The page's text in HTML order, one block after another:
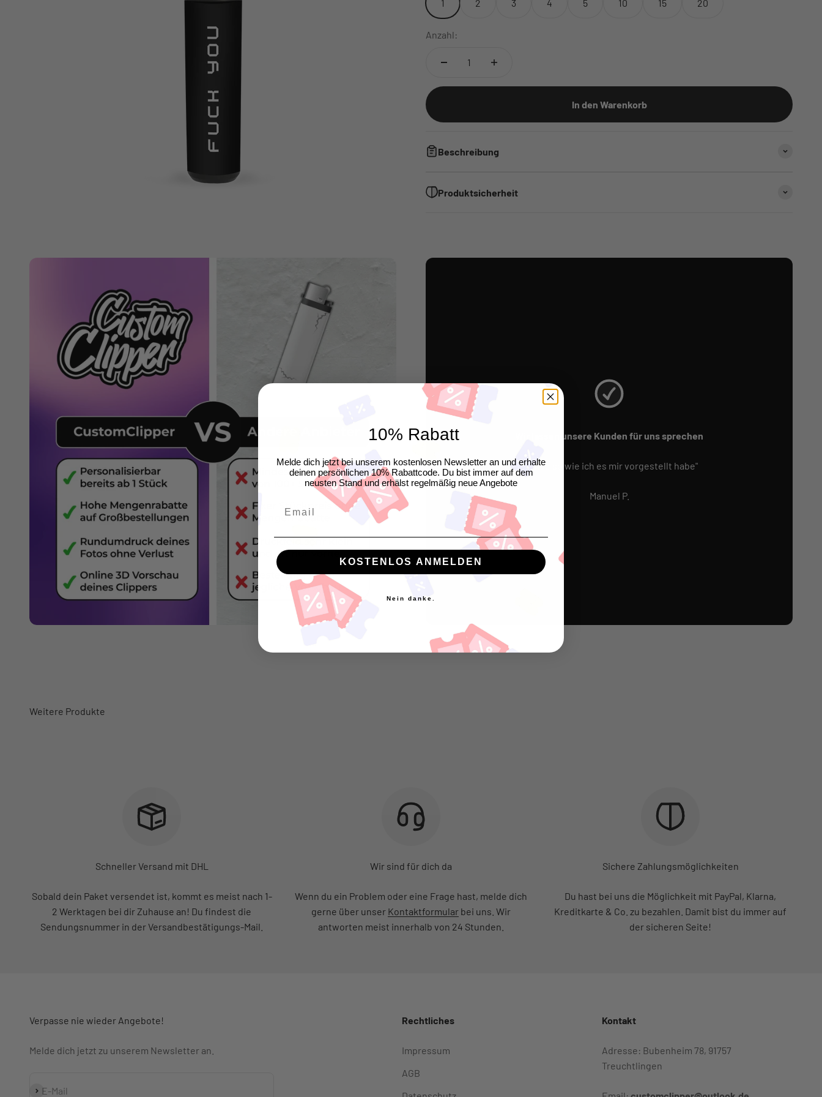
1 2 3 4 5 10 15 20
Anzahl:
In den Warenkorb
Beschreibung
Produktsicherheit
Wir lassen unsere Kunden für uns sprechen
"Genau so wie ich es mir vorgestellt habe"
Manuel P.
Schneller Versand mit DHL
Sobald dein Paket versendet ist, kommt es meist nach 1-
2 Werktagen bei dir Zuhause an! Du findest die
Sendungsnummer in der Versandbestätigungs-Mail.
Wir sind für dich da
Wenn du ein Problem oder eine Frage hast, melde dich
gerne über unser Kontaktformular bei uns. Wir
antworten meist innerhalb von 24 Stunden.
Sichere Zahlungsmöglichkeiten
Du hast bei uns die Möglichkeit mit PayPal, Klarna,
Kreditkarte & Co. zu bezahlen. Damit bist du immer auf
der sicheren Seite!
Verpasse nie wieder Angebote!
Melde dich jetzt zu unserem Newsletter an.
E-Mail
Abonnieren
Rechtliches
Impressum
AGB
Kontakt
Adresse: Bubenheim 78, 91757
Treuchtlingen
10% Rabatt
Melde dich jetzt bei unserem kostenlosen Newsletter an und erhalte
deinen persönlichen 10% Rabattcode. Du bist immer auf dem
neusten Stand und erhälst regelmäßig neue Angebote
KOSTENLOS ANMELDEN
Nein danke.